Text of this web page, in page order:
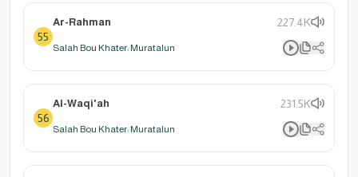
55
Ar-Rahman 227.4K
Salah Bou Khater: Muratalun
56
Al-Waqi'ah 231.5K
Salah Bou Khater: Muratalun